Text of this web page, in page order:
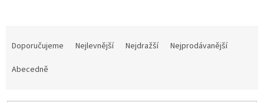
Doporučujeme Nejlevnější Nejdražší
Nejprodávanější
Abecedně